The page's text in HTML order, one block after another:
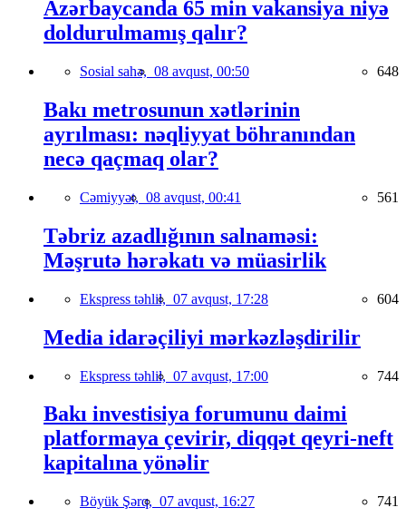
Azərbaycanda 65 min vakansiya niyə
doldurulmamış qalır?
Sosial sahə, 08 avqust, 00:50 648
Bakı metrosunun xətlərinin
ayrılması: nəqliyyat böhranından
necə qaçmaq olar?
Cəmiyyət, 08 avqust, 00:41 561
Təbriz azadlığının salnaməsi:
Məşrutə hərəkatı və müasirlik
Ekspress təhlil, 07 avqust, 17:28 604
Media idarəçiliyi mərkəzləşdirilir
Ekspress təhlil, 07 avqust, 17:00 744
Bakı investisiya forumunu daimi
platformaya çevirir, diqqət qeyri-neft
kapitalına yönəlir
Böyük Şərq, 07 avqust, 16:27 741